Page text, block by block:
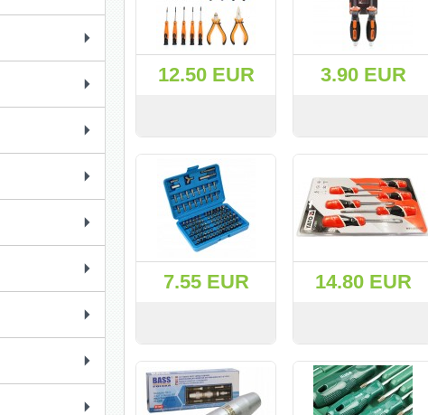
12.50 EUR
СМОТРЕТЬKУПИТЬ
3.90 EUR
СМОТРЕТЬKУПИТЬ
7.55 EUR
СМОТРЕТЬKУПИТЬ
14.80 EUR
СМОТРЕТЬKУПИТЬ